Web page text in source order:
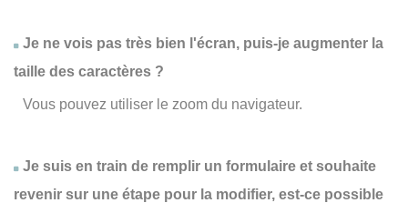
Je ne vois pas très bien l'écran, puis-je augmenter la
taille des caractères ?
Vous pouvez utiliser le zoom du navigateur.
Je suis en train de remplir un formulaire et souhaite
revenir sur une étape pour la modifier, est-ce possible